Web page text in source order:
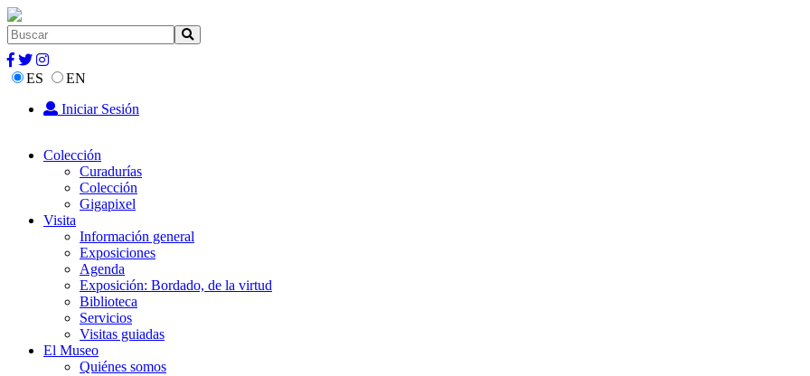
ES
EN
Iniciar Sesión
Colección
Curadurías
Colección
Gigapixel
Visita
Información general
Exposiciones
Agenda
Exposición: Bordado, de la virtud
Biblioteca
Servicios
Visitas guiadas
El Museo
Quiénes somos